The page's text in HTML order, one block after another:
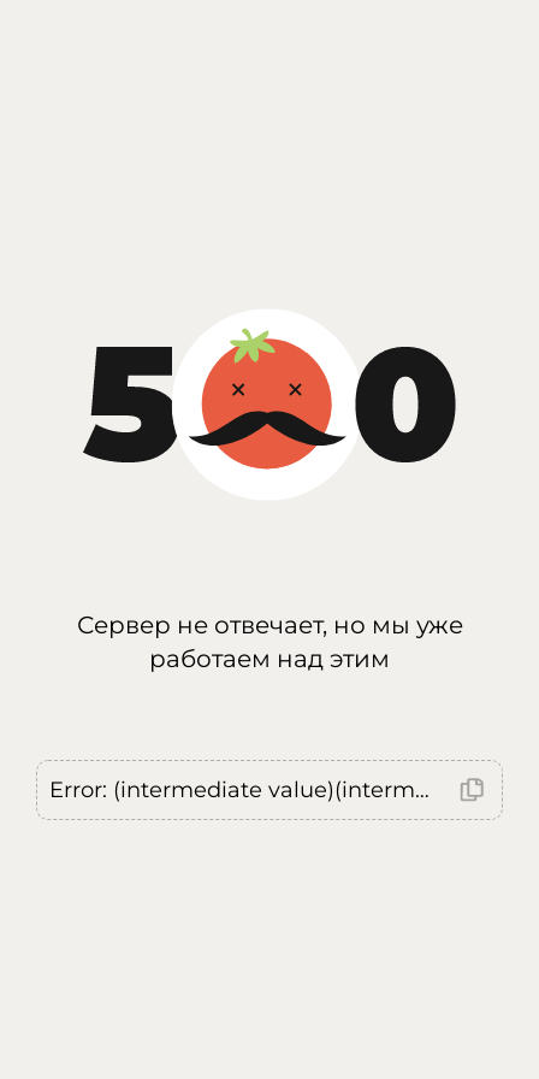
Сервер не отвечает, но мы уже
работаем над этим
Error: (intermediate value)(intermediate value)(intermediate value).replaceAll is not a function